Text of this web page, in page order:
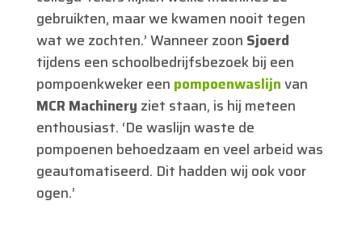
gebruikten, maar we kwamen nooit tegen
wat we zochten.’ Wanneer zoon Sjoerd
tijdens een schoolbedrijfsbezoek bij een
pompoenkweker een pompoenwaslijnvan
MCR Machinery ziet staan, is hij meteen
enthousiast. ‘De waslijn waste de
pompoenen behoedzaam en veel arbeid was
geautomatiseerd. Dit hadden wij ook voor
ogen.’